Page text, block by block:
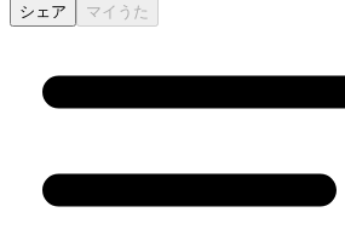
シェア マイうた